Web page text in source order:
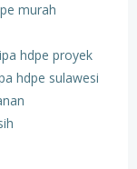
murah
hdpe proyek
hdpe sulawesi